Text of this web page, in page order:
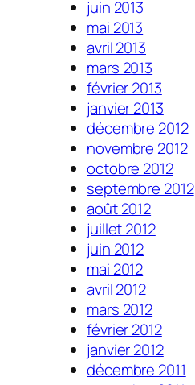
juin 2013
mai 2013
avril 2013
mars 2013
février 2013
janvier 2013
décembre 2012
novembre 2012
octobre 2012
septembre 2012
août 2012
juillet 2012
juin 2012
mai 2012
avril 2012
mars 2012
février 2012
janvier 2012
décembre 2011